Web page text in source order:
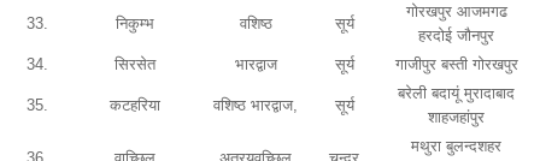
33. निकुम्भ वशिष्ठ सूर्य
गोरखपुर आजमगढ
हरदोई जौनपुर
34.
सिरसेत भारद्वाज सूर्य गाजीपुर बस्ती गोरखपुर
35. कटहरिया वशिष्ठ भारद्वाज, सूर्य
बरेली बदायूं मुरादाबाद
शाहजहांपुर
मथुरा बुलन्दशहर